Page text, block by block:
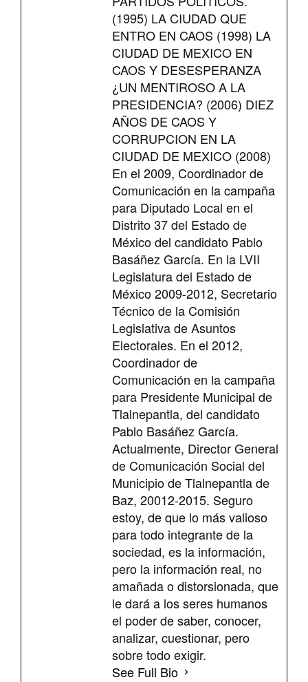
(1995) LA CIUDAD QUE
ENTRO EN CAOS (1998) LA
CIUDAD DE MEXICO EN
CAOS Y DESESPERANZA
¿UN MENTIROSO A LA
PRESIDENCIA? (2006) DIEZ
AÑOS DE CAOS Y
CORRUPCION EN LA
CIUDAD DE MEXICO (2008)
En el 2009, Coordinador de
Comunicación en la campaña
para Diputado Local en el
Distrito 37 del Estado de
México del candidato Pablo
Basáñez García. En la LVII
Legislatura del Estado de
México 2009-2012, Secretario
Técnico de la Comisión
Legislativa de Asuntos
Electorales. En el 2012,
Coordinador de
Comunicación en la campaña
para Presidente Municipal de
Tlalnepantla, del candidato
Pablo Basáñez García.
Actualmente, Director General
de Comunicación Social del
Municipio de Tlalnepantla de
Baz, 20012-2015. Seguro
estoy, de que lo más valioso
para todo integrante de la
sociedad, es la información,
pero la información real, no
amañada o distorsionada, que
le dará a los seres humanos
el poder de saber, conocer,
analizar, cuestionar, pero
sobre todo exigir.
See Full Bio